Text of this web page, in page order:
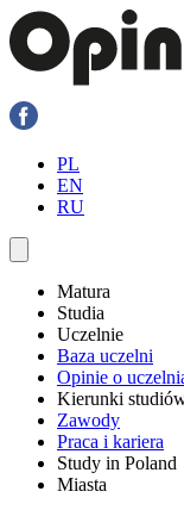
PL
EN
RU
Matura
Studia
Uczelnie
Baza uczelni
Opinie o
Kierunki
Zawody
Praca i kariera
Study in Poland
Miasta